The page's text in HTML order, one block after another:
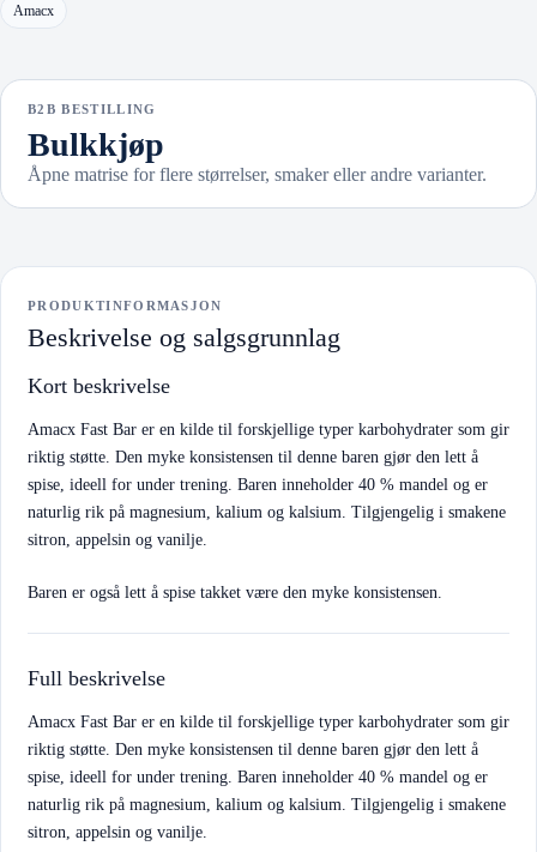
Amacx
B2B BESTILLING
Bulkkjøp
Åpne matrise for flere størrelser, smaker eller andre varianter.
PRODUKTINFORMASJON
Beskrivelse og salgsgrunnlag
Kort beskrivelse
Amacx Fast Bar er en kilde til forskjellige typer karbohydrater som gir
riktig støtte. Den myke konsistensen til denne baren gjør den lett å
spise, ideell for under trening. Baren inneholder 40 % mandel og er
naturlig rik på magnesium, kalium og kalsium. Tilgjengelig i smakene
sitron, appelsin og vanilje.
Baren er også lett å spise takket være den myke konsistensen.
Full beskrivelse
Amacx Fast Bar er en kilde til forskjellige typer karbohydrater som gir
riktig støtte. Den myke konsistensen til denne baren gjør den lett å
spise, ideell for under trening. Baren inneholder 40 % mandel og er
naturlig rik på magnesium, kalium og kalsium. Tilgjengelig i smakene
sitron, appelsin og vanilje.